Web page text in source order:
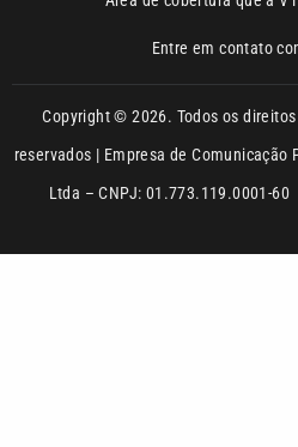
Copyright © 2026. Todos os direitos